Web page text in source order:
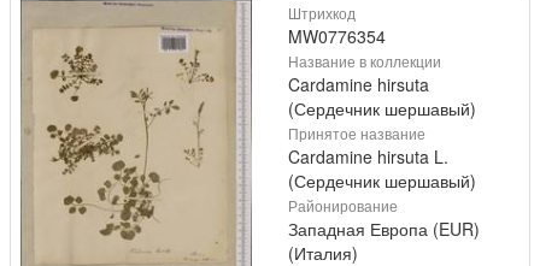
Штрихкод
MW0776354
Название в коллекции
Cardamine hirsuta
(Сердечник шершавый)
Принятое название
Cardamine hirsuta L.
(Сердечник шершавый)
Районирование
Западная Европа (EUR)
(Италия)